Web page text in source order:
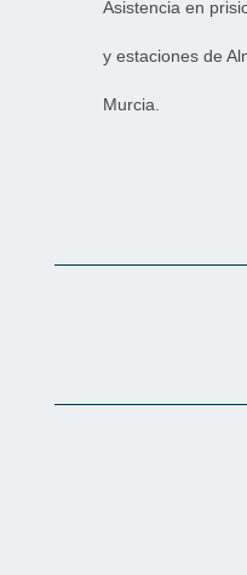
Asistencia en
y estaciones de
Murcia.